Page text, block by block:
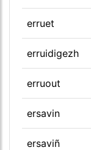
erruet
erruidigezh
erruout
ersavin
ersaviñ